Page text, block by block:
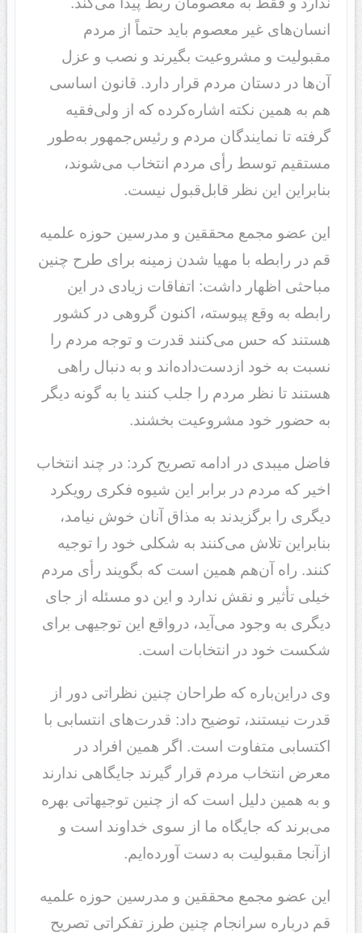
انسان‌های غیر معصوم باید حتماً از مردم
مقبولیت و مشروعیت بگیرند و نصب و عزل
آن‌ها در دستان مردم قرار دارد. قانون اساسی
هم به همین نکته اشاره‌کرده که از ولی‌فقیه
گرفته تا نمایندگان مردم و رئیس‌جمهور به‌طور
مستقیم توسط رأی مردم انتخاب می‌شوند،
بنابراین این نظر قابل‌قبول نیست.
این عضو مجمع محققین و مدرسین حوزه علمیه
قم در رابطه با مهیا شدن زمینه برای طرح چنین
مباحثی اظهار داشت: اتفاقات زیادی در این
رابطه به وقع پیوسته، اکنون گروهی در کشور
هستند که حس می‌کنند قدرت و توجه مردم را
نسبت به خود ازدست‌داده‌اند و به دنبال راهی
هستند تا نظر مردم را جلب کنند یا به گونه دیگر
به حضور خود مشروعیت بخشند.
فاضل میبدی در ادامه تصریح کرد: در چند انتخاب
اخیر که مردم در برابر این شیوه فکری رویکرد
دیگری را برگزیدند به مذاق آنان خوش نیامد،
بنابراین تلاش می‌کنند به شکلی خود را توجیه
کنند. راه آن‌هم همین است که بگویند رأی مردم
خیلی تأثیر و نقش ندارد و این دو مسئله از جای
دیگری به وجود می‌آید، درواقع این توجیهی برای
شکست خود در انتخابات است.
وی دراین‌باره که طراحان چنین نظراتی دور از
قدرت نیستند، توضیح داد: قدرت‌های انتسابی با
اکتسابی متفاوت است. اگر همین افراد در
معرض انتخاب مردم قرار گیرند جایگاهی ندارند
و به همین دلیل است که از چنین توجیهاتی بهره
می‌برند که جایگاه ما از سوی خداوند است و
ازآنجا مقبولیت به دست آورده‌ایم.
این عضو مجمع محققین و مدرسین حوزه علمیه
قم درباره سرانجام چنین طرز تفکراتی تصریح